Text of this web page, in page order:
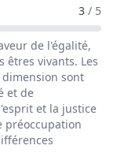
Chargé /3 / 5
de l'égalité,
êtres vivants. Les
sont
et de
et la justice
préoccupation